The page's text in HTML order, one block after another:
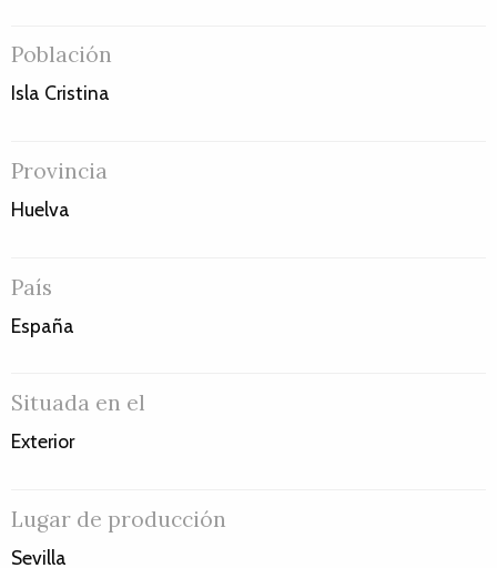
Población
Isla Cristina
Provincia
Huelva
País
España
Situada en el
Exterior
Lugar de producción
Sevilla